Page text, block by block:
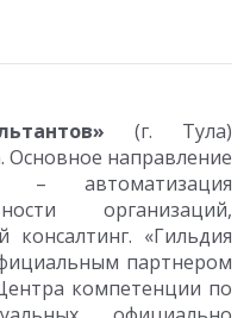
(г. Тула)
Основное направление
– автоматизация
организаций,
консалтинг. «Гильдия
партнером
компетенции по